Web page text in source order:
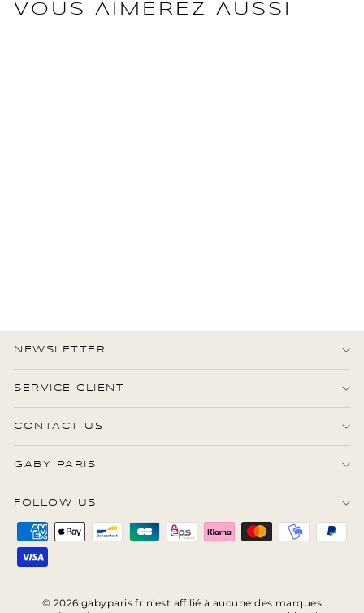
VOUS AIMEREZ AUSSI
NEWSLETTER
SERVICE CLIENT
CONTACT US
GABY PARIS
FOLLOW US
© 2026 gabyparis.fr n'est affilié à aucune des marques